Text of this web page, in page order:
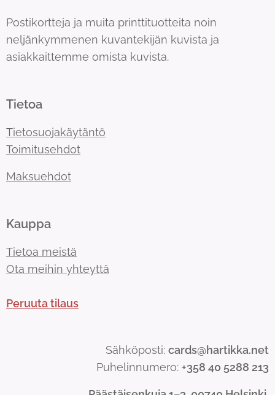
Postikortteja ja muita printtituotteita noin
neljänkymmenen kuvantekijän kuvista ja
asiakkaittemme omista kuvista.
Tietoa
Tietosuojakäytäntö
Toimitusehdot
Maksuehdot
Kauppa
Tietoa meistä
Ota meihin yhteyttä
Peruuta tilaus
Sähköposti: cards@hartikka.net
Puhelinnumero: +358 40 5288 213